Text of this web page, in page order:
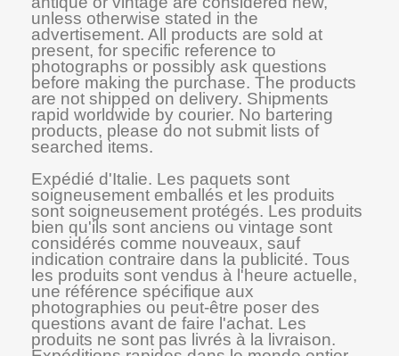
unless otherwise stated in the
advertisement. All products are sold at
present, for specific reference to
photographs or possibly ask questions
before making the purchase. The products
are not shipped on delivery. Shipments
rapid worldwide by courier. No bartering
products, please do not submit lists of
searched items.
Expédié d'Italie. Les paquets sont
soigneusement emballés et les produits
sont soigneusement protégés. Les produits
bien qu'ils sont anciens ou vintage sont
considérés comme nouveaux, sauf
indication contraire dans la publicité. Tous
les produits sont vendus à l'heure actuelle,
une référence spécifique aux
photographies ou peut-être poser des
questions avant de faire l'achat. Les
produits ne sont pas livrés à la livraison.